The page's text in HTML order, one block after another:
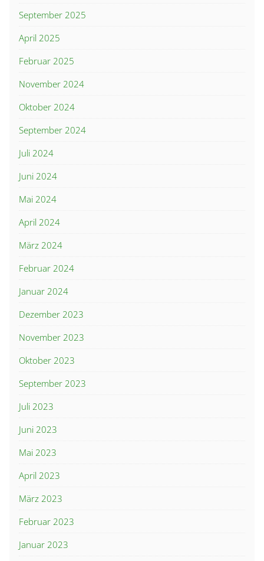
September 2025
April 2025
Februar 2025
November 2024
Oktober 2024
September 2024
Juli 2024
Juni 2024
Mai 2024
April 2024
März 2024
Februar 2024
Januar 2024
Dezember 2023
November 2023
Oktober 2023
September 2023
Juli 2023
Juni 2023
Mai 2023
April 2023
März 2023
Februar 2023
Januar 2023